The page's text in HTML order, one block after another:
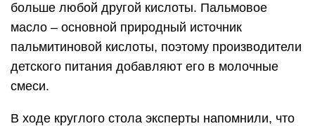
больше любой другой кислоты. Пальмовое
масло – основной природный источник
пальмитиновой кислоты, поэтому производители
детского питания добавляют его в молочные
смеси.
В ходе круглого стола эксперты напомнили, что